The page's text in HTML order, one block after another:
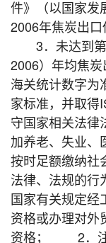
件》（以国家发
2006年焦炭出口
3．未达到第
2006）年均焦
海关统计数字
家标准，并取
守国家相关法律
加养老、失业、
按时足额缴纳
法律、法规
国家有关规定经
资格或办理对外
资格； 2．注